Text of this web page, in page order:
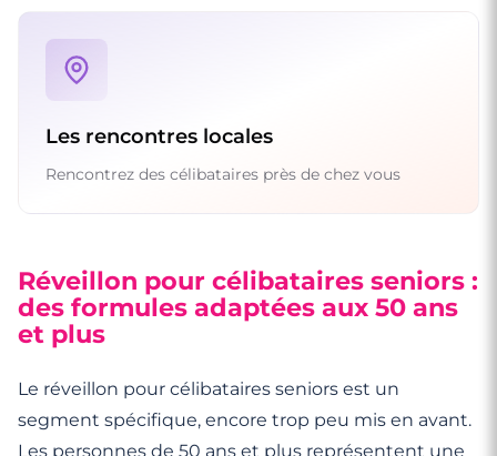
Les rencontres locales
Rencontrez des célibataires près de chez vous
Réveillon pour célibataires seniors :
des formules adaptées aux 50 ans
et plus
Le réveillon pour célibataires seniors est un
segment spécifique, encore trop peu mis en avant.
Les personnes de 50 ans et plus représentent une